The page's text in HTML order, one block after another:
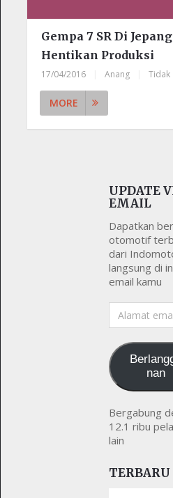
Gempa 7 SR Di
Hentikan Produksi
17/04/2016 Anang Tidak
MORE
UPDATE
EMAIL
Dapatkan
otomotif
dari
langsung di
email kamu
Alamat
email
nan
Bergabung
12.1 ribu
lain
TERBARU